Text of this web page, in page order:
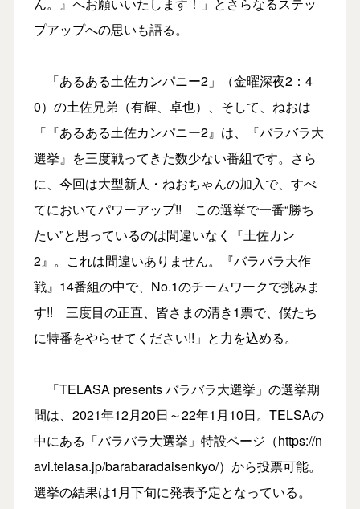
プアップへの思いも語る。
「あるある土佐カンパニー2」（金曜深夜2：4
0）の土佐兄弟（有輝、卓也）、そして、ねおは
「『あるある土佐カンパニー2』は、『バラバラ大
選挙』を三度戦ってきた数少ない番組です。さら
に、今回は大型新人・ねおちゃんの加入で、すべ
てにおいてパワーアップ!! この選挙で一番“勝ち
たい”と思っているのは間違いなく『土佐カン
2』。これは間違いありません。『バラバラ大作
戦』14番組の中で、No.1のチームワークで挑みま
す!! 三度目の正直、皆さまの清き1票で、僕たち
に特番をやらせてください!!」と力を込める。
「TELASA presents バラバラ大選挙」の選挙期
間は、2021年12月20日～22年1月10日。TELSAの
中にある「バラバラ大選挙」特設ページ（https://n
avi.telasa.jp/barabaradaisenkyo/）から投票可能。
選挙の結果は1月下旬に発表予定となっている。